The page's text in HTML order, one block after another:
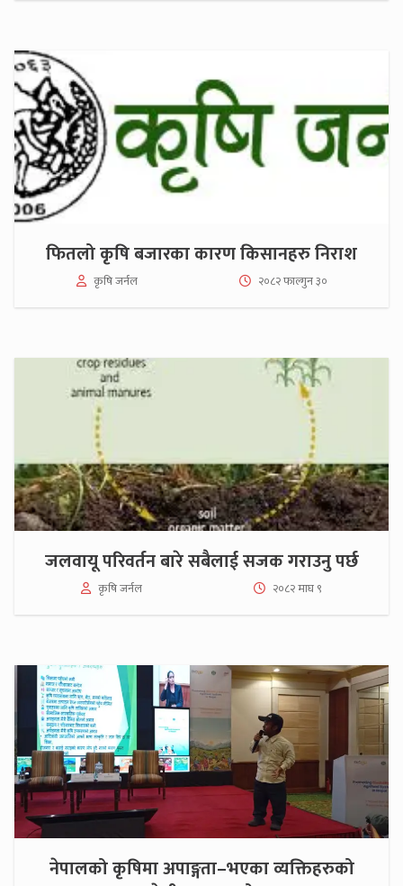
फितलो कृषि बजारका कारण किसानहरु निराश
कृषि जर्नल २०८२ फाल्गुन ३०
जलवायू परिवर्तन बारे सबैलाई सजक गराउनु पर्छ
कृषि जर्नल २०८२ माघ ९
नेपालको कृषिमा अपाङ्गता–भएका व्यक्तिहरुको